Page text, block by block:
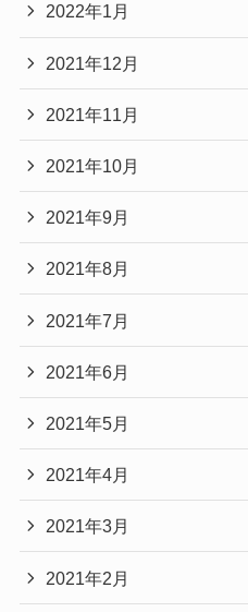
2022年1月
2021年12月
2021年11月
2021年10月
2021年9月
2021年8月
2021年7月
2021年6月
2021年5月
2021年4月
2021年3月
2021年2月